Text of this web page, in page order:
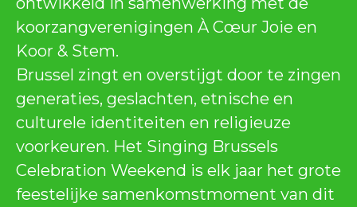
koorzangverenigingen À Cœur Joie en
Koor & Stem.
Brussel zingt en overstijgt door te zingen
generaties, geslachten, etnische en
culturele identiteiten en religieuze
voorkeuren. Het Singing Brussels
Celebration Weekend is elk jaar het grote
feestelijke samenkomstmoment van dit